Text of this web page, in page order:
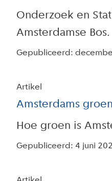
Onderzoek en
Amsterdamse Bos.
Gepubliceerd:
Amsterdams
Artikel
Hoe groen is
Gepubliceerd: 4 juni